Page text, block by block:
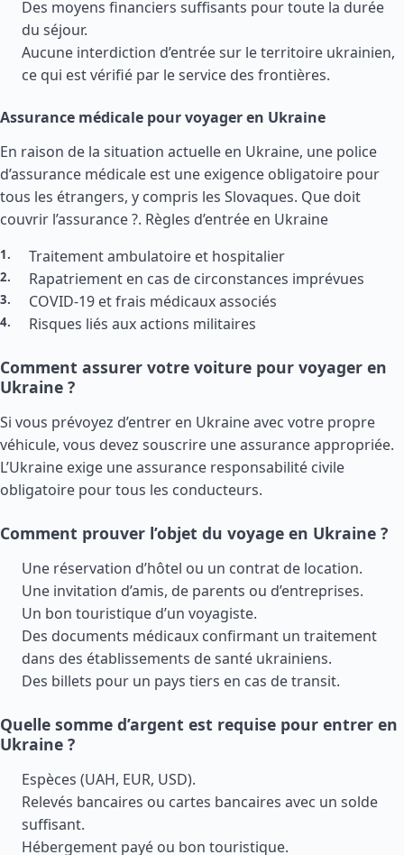
Des moyens financiers suffisants pour toute la durée
du séjour.
Aucune interdiction d’entrée sur le territoire ukrainien,
ce qui est vérifié par le service des frontières.
Assurance médicale pour voyager en Ukraine
En raison de la situation actuelle en Ukraine, une police
d’assurance médicale est une exigence obligatoire pour
tous les étrangers, y compris les Slovaques. Que doit
couvrir l’assurance ?. Règles d’entrée en Ukraine
Traitement ambulatoire et hospitalier
Rapatriement en cas de circonstances imprévues
COVID-19 et frais médicaux associés
Risques liés aux actions militaires
Comment assurer votre voiture pour voyager en
Ukraine ?
Si vous prévoyez d’entrer en Ukraine avec votre propre
véhicule, vous devez souscrire une assurance appropriée.
L’Ukraine exige une assurance responsabilité civile
obligatoire pour tous les conducteurs.
Comment prouver l’objet du voyage en Ukraine ?
Une réservation d’hôtel ou un contrat de location.
Une invitation d’amis, de parents ou d’entreprises.
Un bon touristique d’un voyagiste.
Des documents médicaux confirmant un traitement
dans des établissements de santé ukrainiens.
Des billets pour un pays tiers en cas de transit.
Quelle somme d’argent est requise pour entrer en
Ukraine ?
Espèces (UAH, EUR, USD).
Relevés bancaires ou cartes bancaires avec un solde
suffisant.
Hébergement payé ou bon touristique.